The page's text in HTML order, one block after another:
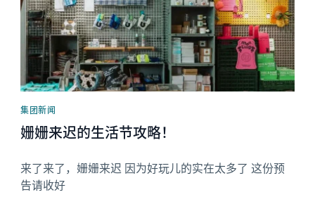
集团新闻
姗姗来迟的生活节攻略！
来了来了，姗姗来迟 因为好玩儿的实在太多了 这份预
告请收好